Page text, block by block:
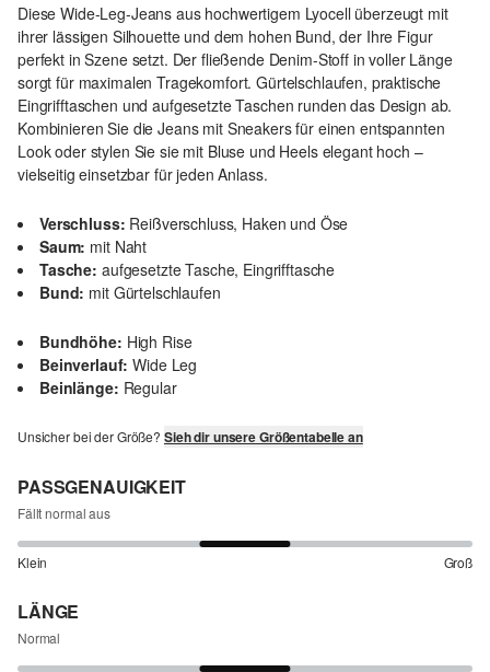
Diese Wide-Leg-Jeans aus hochwertigem Lyocell überzeugt mit
ihrer lässigen Silhouette und dem hohen Bund, der Ihre Figur
perfekt in Szene setzt. Der fließende Denim-Stoff in voller Länge
sorgt für maximalen Tragekomfort. Gürtelschlaufen, praktische
Eingrifftaschen und aufgesetzte Taschen runden das Design ab.
Kombinieren Sie die Jeans mit Sneakers für einen entspannten
Look oder stylen Sie sie mit Bluse und Heels elegant hoch –
vielseitig einsetzbar für jeden Anlass.
Verschluss: Reißverschluss, Haken und Öse
Saum: mit Naht
Tasche: aufgesetzte Tasche, Eingrifftasche
Bund: mit Gürtelschlaufen
Bundhöhe: High Rise
Beinverlauf: Wide Leg
Beinlänge: Regular
Unsicher bei der Größe? Sieh dir unsere Größentabelle an
PASSGENAUIGKEIT
Fällt normal aus
Klein Groß
LÄNGE
Normal